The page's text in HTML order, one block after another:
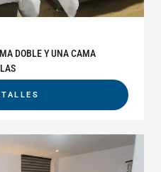
DOBLE Y UNA CAMA